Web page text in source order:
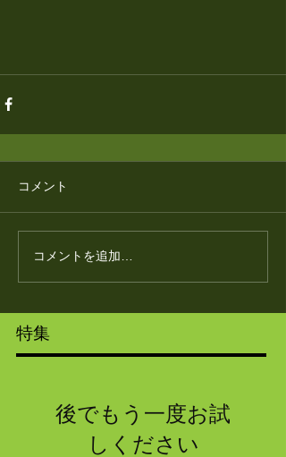
コメント
コメントを追加…
特集
後でもう一度お試
しください